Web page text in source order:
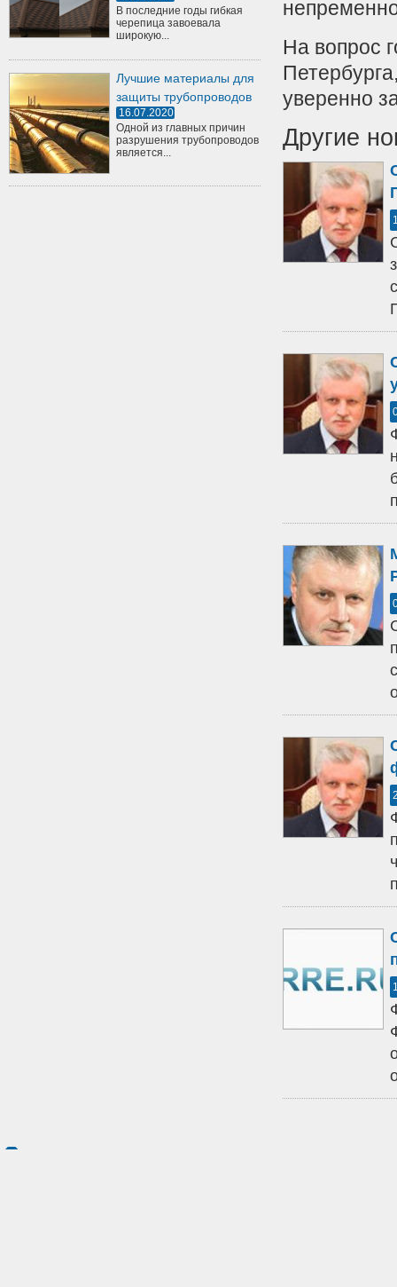
В последние годы гибкая
черепица завоевала
широкую...
Лучшие материалы для
защиты трубопроводов
16.07.2020
Одной из главных причин
разрушения трубопроводов
является...
На вопрос
уверенно
Другие